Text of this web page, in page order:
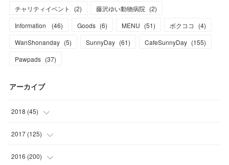
チャリティイベント (2) 藤沢ゆい動物病院 (2)
Information
(46) Goods (6) MENU (51) ボクココ (4)
WanShonanday (5) SunnyDay (61) CafeSunnyDay (155)
Pawpads (37)
アーカイブ
2018 (45)
(1)
(1)
2017 (125)
(6)
2016 (200)